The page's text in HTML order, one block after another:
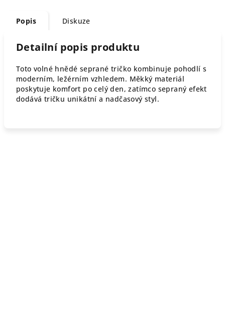
Popis Diskuze
Detailní popis produktu
Toto volné hnědé seprané tričko kombinuje pohodlí s
moderním, ležérním vzhledem. Měkký materiál
poskytuje komfort po celý den, zatímco sepraný efekt
dodává tričku unikátní a nadčasový styl.